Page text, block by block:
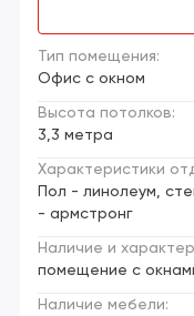
Тип помещения:
Офис с окном
Высота потолков:
3,3 метра
Характеристики
Пол - линолеум,
- армстронг
Наличие и
помещение с
Наличие мебели: